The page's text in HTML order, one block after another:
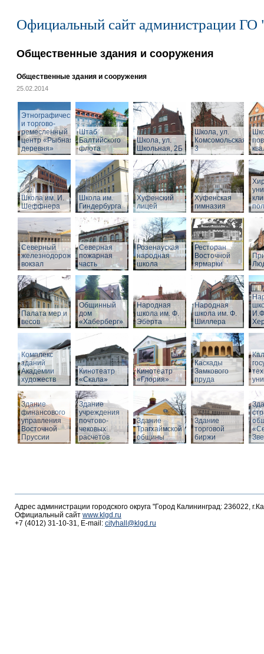
Официальный сайт администрации ГО
Общественные здания и сооружения
Общественные здания и сооружения
25.02.2014
Этнографический
и торгово-
ремесленный
центр «Рыбная
деревня»
Штаб
Балтийского
флота
Школа, ул.
Школьная, 2Б
Школа, ул.
Комсомольская,
3
Школа им. И.
Шеффнера
Школа им.
Гиндербурга
Хуфенский
лицей
Хуфенская
гимназия
Северный
железнодорожный
вокзал
Северная
пожарная
часть
Розенауская
народная
школа
Ресторан
Восточной
ярмарки
Палата мер и
весов
Общинный
дом
«Хаберберг»
Народная
школа им. Ф.
Эберта
Народная
школа им. Ф.
Шиллера
Комплекс
зданий
Академии
художеств
Кинотеатр
«Скала»
Кинотеатр
«Глория»
Каскады
Замкового
пруда
Здание
финансового
управления
Восточной
Пруссии
Здание
учреждения
почтово-
чековых
расчетов
Здание
Трагхаймской
общины
Здание
торговой
биржи
Адрес администрации городского округа "Город Калининград: 236022,
Официальный сайт www.klgd.ru
+7 (4012) 31-10-31, E-mail: cityhall@klgd.ru